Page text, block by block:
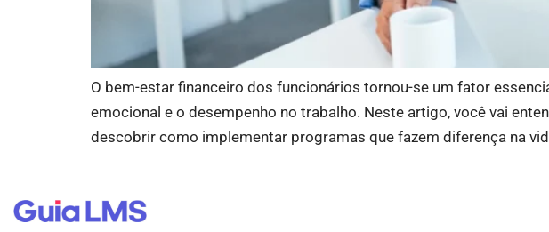
O bem-estar financeiro dos funcionários tornou-se um fator
emocional e o desempenho no trabalho. Neste artigo, você vai
descobrir como implementar programas que fazem diferença na